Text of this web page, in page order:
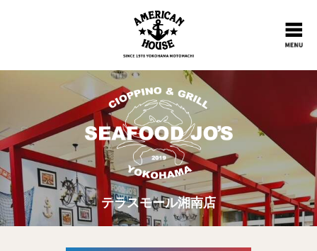
テラスモール湘南店